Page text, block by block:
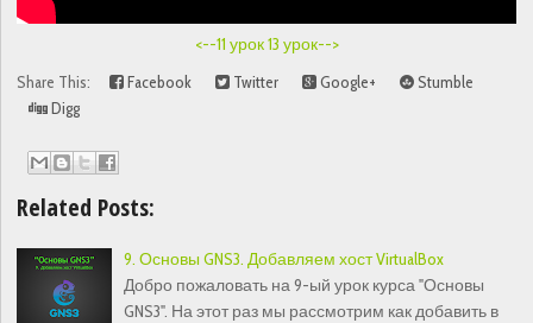
<--11 урок13 урок-->
Share This:
Facebook Twitter Google+
Stumble
Digg
Related Posts:
9. Основы GNS3. Добавляем хост VirtualBox
Добро пожаловать на 9-ый урок курса "Основы
GNS3". На этот раз мы рассмотрим как добавить в